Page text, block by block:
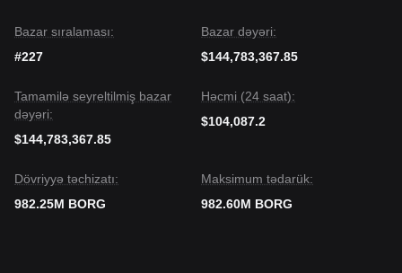
Bazar sıralaması:
#227
Bazar dəyəri:
$144,783,367.85
Tamamilə seyreltilmiş bazar
dəyəri:
$144,783,367.85
Həcmi (24 saat):
$104,087.2
Dövriyyə təchizatı:
982.25M BORG
Maksimum tədarük:
982.60M BORG